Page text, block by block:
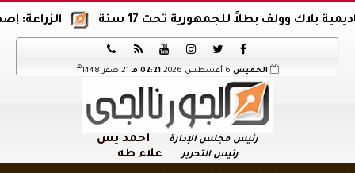
الزراعة: إصدار 12 ألف موافقة وتصريح بالمبيدات خلال 6 شهور وولف بطلاً للجمهورية تحت 17 سنة






الخميس 02:21 مـ 21 صفر 1448 هـ
رئيس مجلس الإدارة أحمد يس
رئيس التحرير علاء طه